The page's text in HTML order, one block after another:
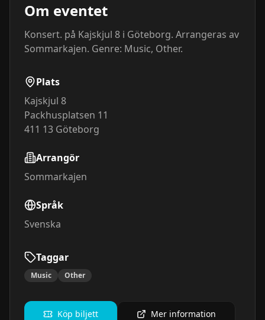
Om eventet
Konsert. på Kajskjul 8 i Göteborg. Arrangeras av
Sommarkajen. Genre: Music, Other.
Plats
Kajskjul 8
Packhusplatsen 11
411 13 Göteborg
Arrangör
Sommarkajen
Språk
Svenska
Taggar
Music Other
Köp biljett Mer information